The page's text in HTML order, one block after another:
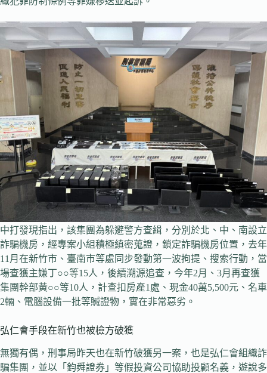
中打發現指出，該集團為躲避警方查緝，分別於北、中、南設立
詐騙機房，經專案小組積極縝密蒐證，鎖定詐騙機房位置，去年
11月在新竹市、臺南市等處同步發動第一波拘提、搜索行動，當
場查獲主嫌丁○○等15人，後續溯源追查，今年2月、3月再查獲
集團幹部黃○○等10人，計查扣房產1處、現金40萬5,500元、名車
2輛、電腦設備一批等贓證物，實在非常惡劣。
弘仁會手段在新竹也被檢方破獲
無獨有偶，刑事局昨天也在新竹破獲另一案，也是弘仁會組織詐
騙集團，並以「鈞舜證券」等假投資公司協助投顧名義，遊說多